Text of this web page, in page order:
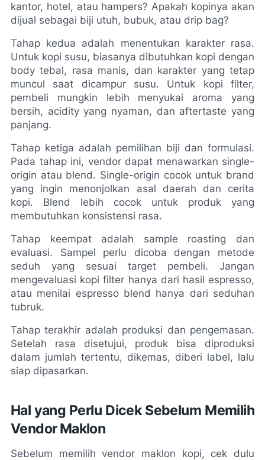
kantor, hotel, atau hampers? Apakah kopinya akan
dijual sebagai biji utuh, bubuk, atau drip bag?
Tahap kedua adalah menentukan karakter rasa.
Untuk kopi susu, biasanya dibutuhkan kopi dengan
body tebal, rasa manis, dan karakter yang tetap
muncul saat dicampur susu. Untuk kopi filter,
pembeli mungkin lebih menyukai aroma yang
bersih, acidity yang nyaman, dan aftertaste yang
panjang.
Tahap ketiga adalah pemilihan biji dan formulasi.
Pada tahap ini, vendor dapat menawarkan single-
origin atau blend. Single-origin cocok untuk brand
yang ingin menonjolkan asal daerah dan cerita
kopi. Blend lebih cocok untuk produk yang
membutuhkan konsistensi rasa.
Tahap keempat adalah sample roasting dan
evaluasi. Sampel perlu dicoba dengan metode
seduh yang sesuai target pembeli. Jangan
mengevaluasi kopi filter hanya dari hasil espresso,
atau menilai espresso blend hanya dari seduhan
tubruk.
Tahap terakhir adalah produksi dan pengemasan.
Setelah rasa disetujui, produk bisa diproduksi
dalam jumlah tertentu, dikemas, diberi label, lalu
siap dipasarkan.
Hal yang Perlu Dicek Sebelum Memilih
Vendor Maklon
Sebelum memilih vendor maklon kopi, cek dulu